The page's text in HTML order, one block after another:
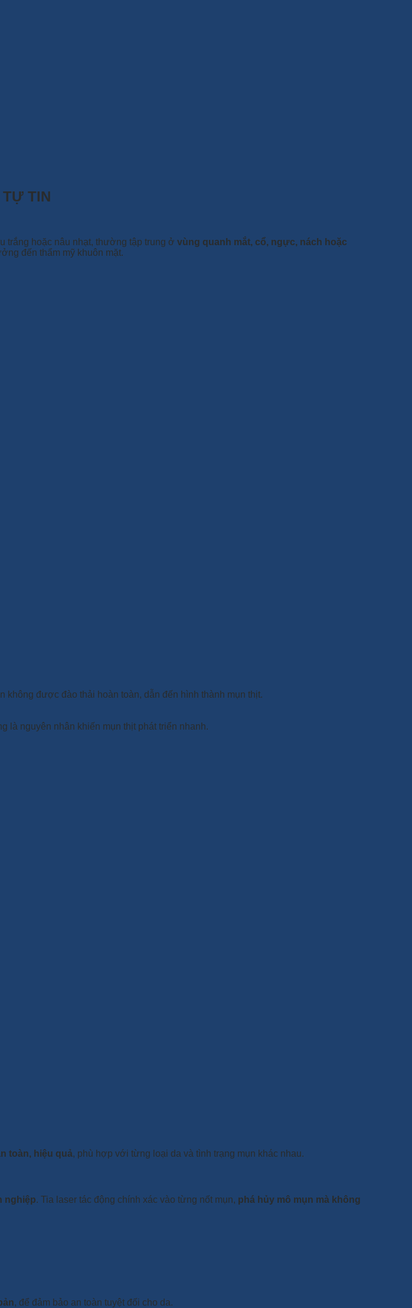
TIN
trắng hoặc nâu nhạt, thường tập trung ở vùng quanh mắt, cổ, ngực, nách hoặc
đến thẩm mỹ khuôn mặt.
không được đào thải hoàn toàn, dẫn đến hình thành mụn thịt.
là nguyên nhân khiến mụn thịt phát triển nhanh.
toàn, hiệu quả, phù hợp với từng loại da và tình trạng mụn khác nhau.
nghiệp. Tia laser tác động chính xác vào từng nốt mụn, phá hủy mô mụn mà không
, để đảm bảo an toàn tuyệt đối cho da.